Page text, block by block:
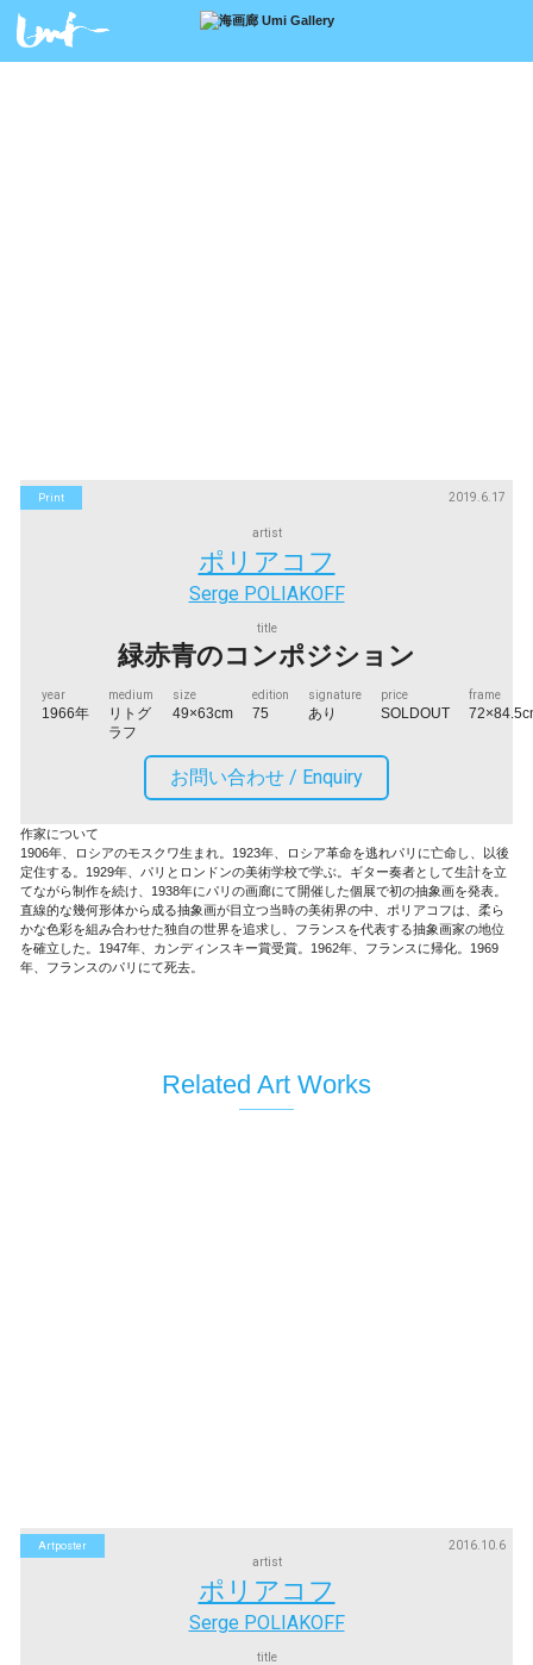
Print 2019.6.17
artist
ポリアコフ
Serge POLIAKOFF
title
緑赤青のコンポジション
year
1966年
medium
リトグ
ラフ
size
49×63cm
edition
75
signature
あり
price
SOLDOUT
frame
お問い合わせ / Enquiry
作家について
1906年、ロシアのモスクワ生まれ。1923年、ロシア革命を逃れパリに亡命し、以後
定住する。1929年、パリとロンドンの美術学校で学ぶ。ギター奏者として生計を立
てながら制作を続け、1938年にパリの画廊にて開催した個展で初の抽象画を発表。
直線的な幾何形体から成る抽象画が目立つ当時の美術界の中、ポリアコフは、柔ら
かな色彩を組み合わせた独自の世界を追求し、フランスを代表する抽象画家の地位
を確立した。1947年、カンディンスキー賞受賞。1962年、フランスに帰化。1969
年、フランスのパリにて死去。
Related Art Works
Artposter
2016.10.6
artist
ポリアコフ
Serge POLIAKOFF
title